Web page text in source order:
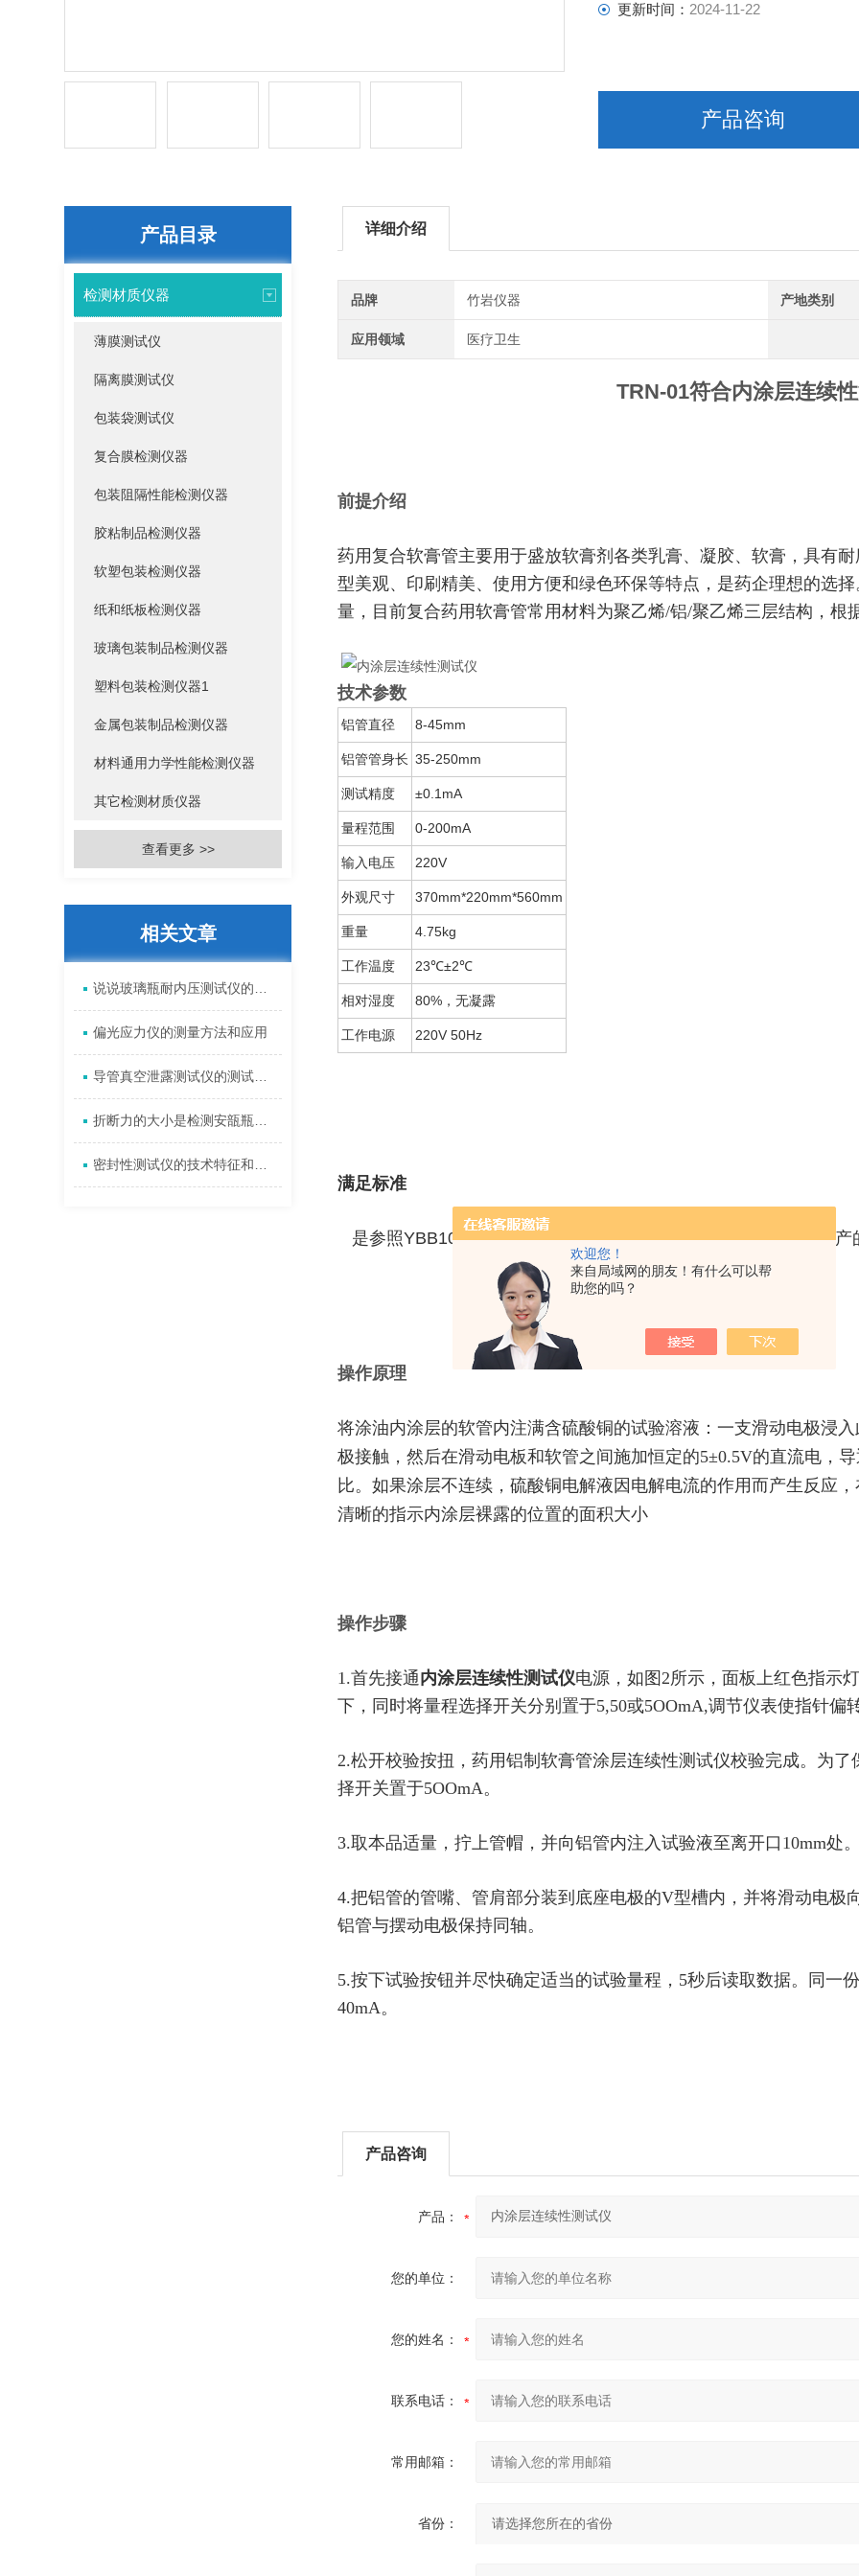
欢迎您！
来自局域网的朋友！有什么可以帮
助您的吗？
更新时间： 2024-11-22
产品咨询
详细介绍
品牌 竹岩仪器 产地类别
应用领域 医疗卫生
TRN-01符合内涂层连续
前提介绍
药用复合软膏管主要用于盛放软膏剂各类乳膏、凝胶、软膏，具有
型美观、印刷精美、使用方便和绿色环保等特点，是药企理想的选
量，目前复合药用软膏管常用材料为聚乙烯/铝/聚乙烯三层结构，根
技术参数
铝管直径 8-45mm
铝管管身长 35-250mm
测试精度 ±0.1mA
量程范围 0-200mA
输入电压 220V
外观尺寸 370mm*220mm*560mm
重量 4.75kg
工作温度 23℃±2℃
相对湿度 80%，无凝露
工作电源 220V 50Hz
满足标准
是参照YBB10022012-2015《铝质药用软膏管》标准规定研发生产
操作原理
将涂油内涂层的软管内注满含硫酸铜的试验溶液：一支滑动电极浸
极接触，然后在滑动电板和软管之间施加恒定的5±0.5V的直流电，
比。如果涂层不连续，硫酸铜电解液因电解电流的作用而产生反应
清晰的指示内涂层裸露的位置的面积大小
操作步骤
1.首先接通内涂层连续性测试仪电源，如图 2所示，面板上红色指示
下，同时将量程选择开关分别置于5,50或5OOmA,调节仪表使指针偏
2.松开校验按扭，药用铝制软膏管涂层连续性测试仪校验完成。为
择开关置于5OOmA。
3.取本品适量，拧上管帽，并向铝管内注入试验液至离开口 10mm处
4.把铝管的管嘴、管肩部分装到底座电极的V型槽内，并将滑动电极
铝管与摆动电极保持同轴。
5.按下试验按钮并尽快确定适当的试验量程， 5秒后读取数据。同一
40mA。
产品咨询
产品：
您的单位：
您的姓名：
联系电话：
常用邮箱：
省份：
产品目录
检测材质仪器
薄膜测试仪
隔离膜测试仪
包装袋测试仪
复合膜检测仪器
包装阻隔性能检测仪器
胶粘制品检测仪器
软塑包装检测仪器
纸和纸板检测仪器
玻璃包装制品检测仪器
塑料包装检测仪器1
金属包装制品检测仪器
材料通用力学性能检测仪器
其它检测材质仪器
查看更多 >>
相关文章
偏光应力仪的测量方法和应用